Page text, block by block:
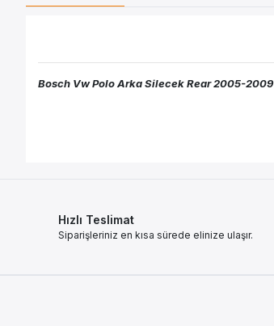
Bosch Vw Polo Arka Silecek Rear 2005-2009
Hızlı Teslimat
Siparişleriniz en kısa sürede elinize ulaşır.